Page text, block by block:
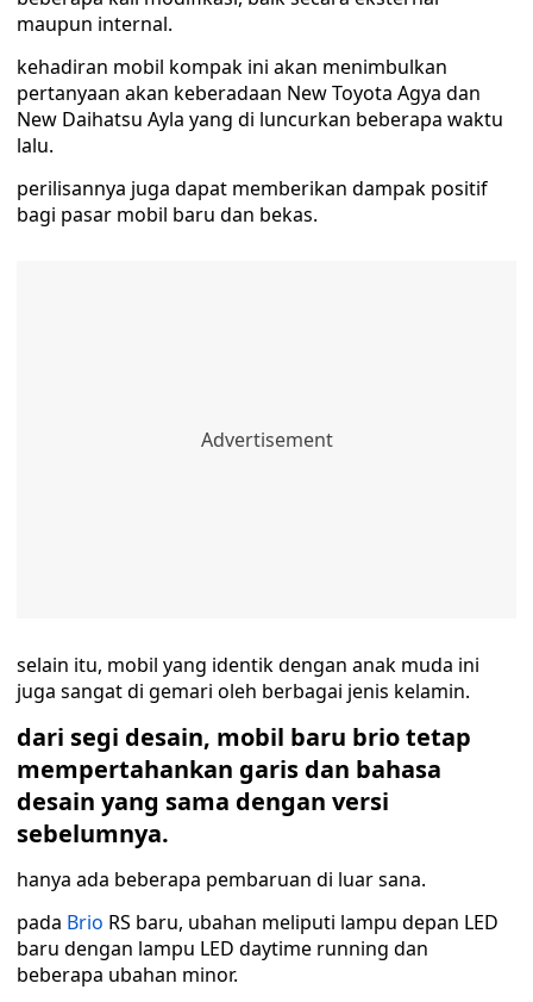
maupun internal.
kehadiran mobil kompak ini akan menimbulkan
pertanyaan akan keberadaan New Toyota Agya dan
New Daihatsu Ayla yang di luncurkan beberapa waktu
lalu.
perilisannya juga dapat memberikan dampak positif
bagi pasar mobil baru dan bekas.
selain itu, mobil yang identik dengan anak muda ini
juga sangat di gemari oleh berbagai jenis kelamin.
dari segi desain, mobil baru brio tetap
mempertahankan garis dan bahasa
desain yang sama dengan versi
sebelumnya.
hanya ada beberapa pembaruan di luar sana.
pada Brio RS baru, ubahan meliputi lampu depan LED
baru dengan lampu LED daytime running dan
beberapa ubahan minor.